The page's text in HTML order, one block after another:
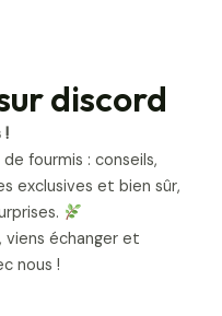
discord
!
fourmis : conseils,
exclusives et bien sûr,
échanger et
nous !